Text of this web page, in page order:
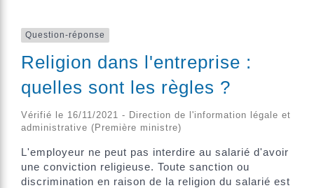
Question-réponse
Religion dans l'entreprise :
quelles sont les règles ?
Vérifié le 16/11/2021 - Direction de l'information légale et
administrative (Première ministre)
L'employeur ne peut pas interdire au salarié d'avoir
une conviction religieuse. Toute sanction ou
discrimination en raison de la religion du salarié est